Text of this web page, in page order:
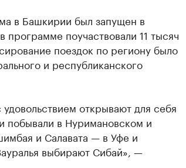
в Башкирии был запущен в
поучаствовали 11 тысяч
поездок по региону было
и республиканского
открывают для себя
побывали в Нуримановском и
и Салавата — в Уфе и
выбирают Сибай», —